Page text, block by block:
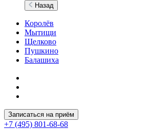
Назад
Королёв
Мытищи
Щелково
Пушкино
Балашиха
Записаться на приём
+7 (495) 801-68-68